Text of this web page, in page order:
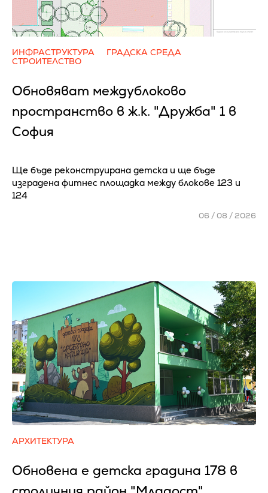
ИНФРАСТРУКТУРА
ГРАДСКА СРЕДА
СТРОИТЕЛСТВО
Обновяват междублоково
пространство в ж.к. "Дружба" 1 в
София
Ще бъде реконструирана детска и ще бъде
изградена фитнес площадка между блокове 123 и
124
06 / 08 / 2026
АРХИТЕКТУРА
Обновена е детска градина 178 в